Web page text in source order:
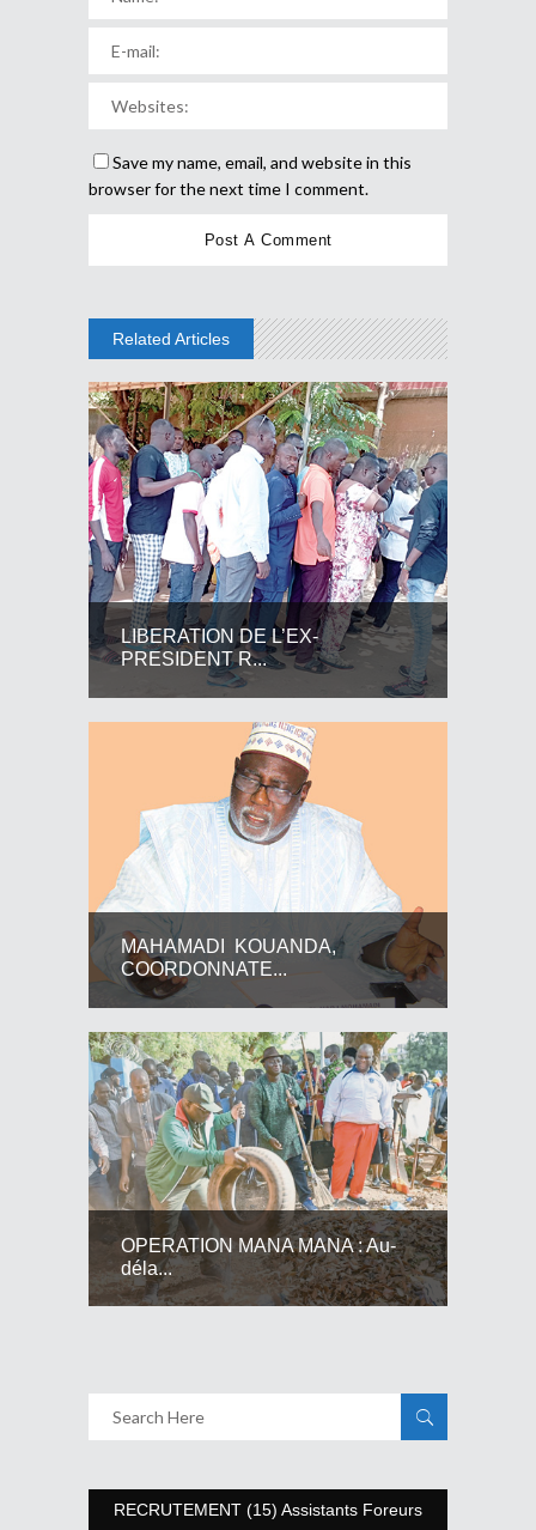
Save my name, email, and website in this
browser for the next time I comment.
Related Articles
LIBERATION DE L’EX-
PRESIDENT R...
MAHAMADI KOUANDA,
COORDONNATE...
OPERATION MANA MANA : Au-
déla...
RECRUTEMENT (15) Assistants Foreurs